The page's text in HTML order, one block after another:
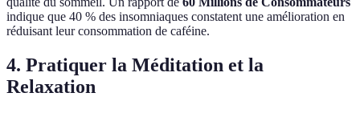
indique que 40 % des insomniaques constatent une amélioration en
réduisant leur consommation de caféine.
4. Pratiquer la Méditation et la
Relaxation